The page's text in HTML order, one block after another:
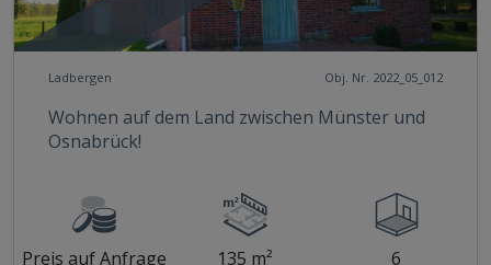
Ladbergen Obj. Nr. 2022_05_012
Wohnen auf dem Land zwischen Münster und
Osnabrück!
Preis auf Anfrage 135 m² 6